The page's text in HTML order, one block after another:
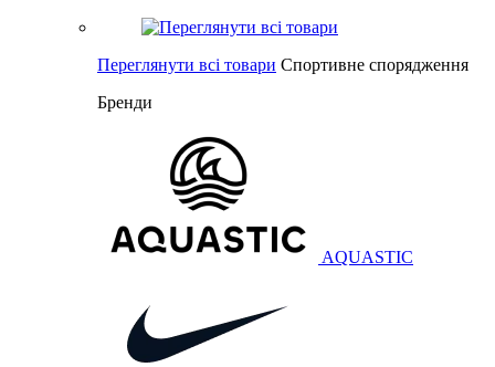
Переглянути всі товари Спортивне спорядження
Бренди
AQUASTIC